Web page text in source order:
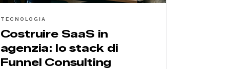
TECNOLOGIA
Costruire SaaS in
agenzia: lo stack di
Funnel Consulting